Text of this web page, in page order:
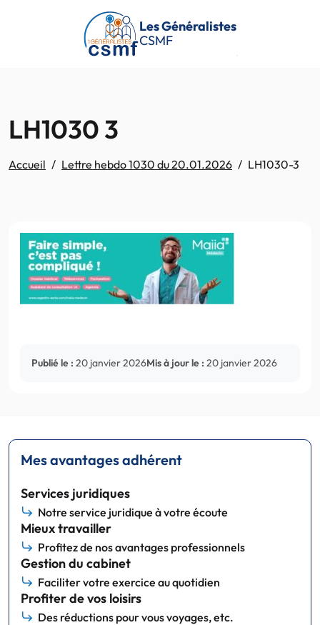
Passer au contenu principal
Les Généralistes
CSMF
LH1030 3
Accueil Lettre hebdo 1030 du 20.01.2026 LH1030-3
Publié le : 20 janvier 2026Mis à jour le : 20 janvier 2026
Mes avantages adhérent
Services juridiques
Notre service juridique à votre écoute
Mieux travailler
Profitez de nos avantages professionnels
Gestion du cabinet
Faciliter votre exercice au quotidien
Profiter de vos loisirs
Des réductions pour vous voyages, etc.